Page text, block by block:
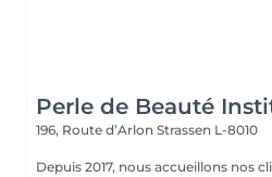
Perle de Beauté
196, Route d’Arlon Strassen L-8010
Depuis 2017, nous accueillons nos